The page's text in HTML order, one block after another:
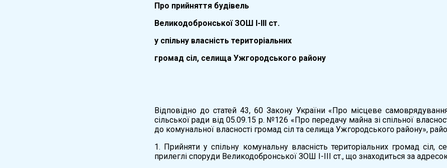
Про прийняття будівель
Великодобронської ЗОШ І-ІІІ ст.
у спільну власність територіальних
громад сіл, селища Ужгородського району
Відповідно до статей 43, 60 Закону України «Про місцеве
сільської ради від 05.09.15 р. №126 «Про передачу майна зі спільної
до комунальної власності громад сіл та селища Ужгородського району»,
1. Прийняти у спільну комунальну власність територіальних громад
прилеглі споруди Великодобронської ЗОШ І-ІІІ ст., що знаходиться за